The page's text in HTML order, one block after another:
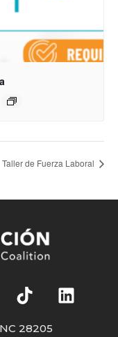
Taller de Fuerza Laboral
28205